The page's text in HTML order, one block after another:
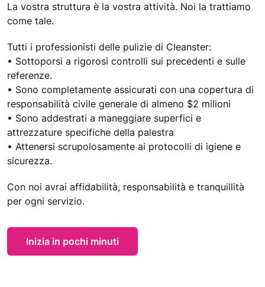
La vostra struttura è la vostra attività. Noi la trattiamo
come tale.
Tutti i professionisti delle pulizie di Cleanster:
• Sottoporsi a rigorosi controlli sui precedenti e sulle
referenze.
• Sono completamente assicurati con una copertura di
responsabilità civile generale di almeno $2 milioni
• Sono addestrati a maneggiare superfici e
attrezzature specifiche della palestra
• Attenersi scrupolosamente ai protocolli di igiene e
sicurezza.
Con noi avrai affidabilità, responsabilità e tranquillità
per ogni servizio.
Inizia in pochi minuti